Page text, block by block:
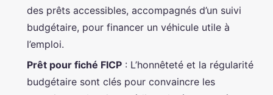
des prêts accessibles, accompagnés d’un suivi
budgétaire, pour financer un véhicule utile à
l’emploi.
Prêt pour fiché FICP : L’honnêteté et la régularité
budgétaire sont clés pour convaincre les